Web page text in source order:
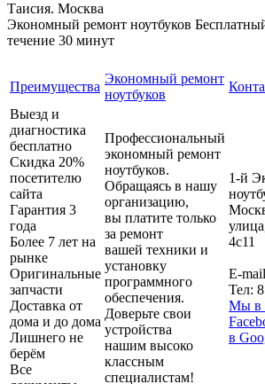
Таисия. Москва
Экономный ремонт ноутбуков
течение 30 минут
Преимущества
Экономный ремонт
ноутбуков
Выезд и
диагностика
бесплатно
Скидка 20%
посетителю
сайта
Гарантия 3
года
Более 7 лет на
рынке
Оригинальные
запчасти
Доставка от
дома и до дома
Лишнего не
берём
Все
Профессиональный
экономный ремонт
ноутбуков.
Обращаясь в нашу
организацию,
вы платите только
за ремонт
вашей техники и
установку
программного
обеспечения.
Доверьте свои
устройства
нашим высоко
классным
специалистам!
1-й
4с11
E-
Тел:
Мы в
в